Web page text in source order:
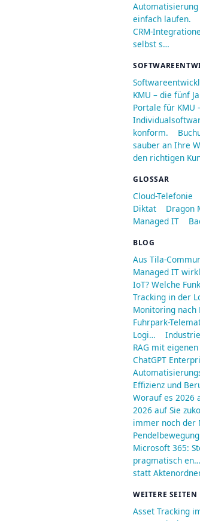
einfach laufen.
CRM-
selbst s…
KMU – die fünf
Portale für KMU
konform.
sauber an Ihre
den richtigen
GLOSSAR
Cloud-Telefonie
Diktat
Dragon
Managed IT
BLOG
Aus Tila-
Managed IT
IoT? Welche
Tracking in der
Monitoring nach
Fuhrpark-
Logi…
RAG mit
ChatGPT
Effizienz und
Worauf es 2026
2026 auf Sie
immer noch der
Microsoft 365:
pragmatisch en…
statt
WEITERE SEITEN
Asset Tracking